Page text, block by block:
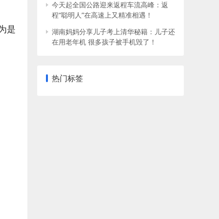
是
今天起全国公路迎来返程车流高峰：返
程“聪明人”在高速上又精准相遇！
湖南妈妈分享儿子考上清华秘籍：儿子还
在用老年机 很多孩子被手机毁了！
热门标签